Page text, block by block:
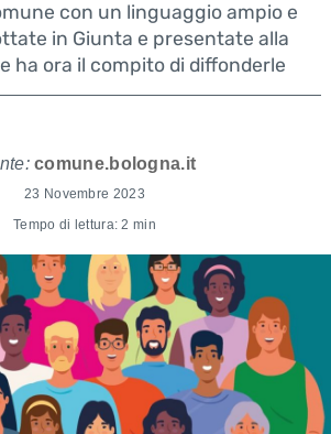
con un linguaggio ampio e
in Giunta e presentate alla
ha ora il compito di diffonderle
comune.bologna.it
23 Novembre 2023
Tempo di lettura: 2 min